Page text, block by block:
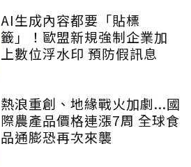
AI生成內容都要「貼標
籤」！歐盟新規強制企業加
上數位浮水印 預防假訊息
熱浪重創、地緣戰火加劇...國
際農產品價格連漲7周 全球食
品通膨恐再次來襲